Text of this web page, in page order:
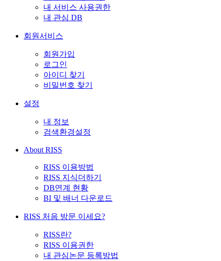
내 서비스 사용권한
내 관심 DB
회원서비스
회원가입
로그인
아이디 찾기
비밀번호 찾기
설정
내 정보
검색환경설정
About RISS
RISS 이용방법
RISS 지식더하기
DB연계 현황
BI 및 배너 다운로드
RISS 처음 방문 이세요?
RISS란?
RISS 이용권한
내 관심논문 등록방법